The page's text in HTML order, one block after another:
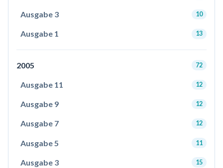
Ausgabe 3 10
Ausgabe 1 13
2005 72
Ausgabe 11 12
Ausgabe 9 12
Ausgabe 7 12
Ausgabe 5 11
Ausgabe 3 15